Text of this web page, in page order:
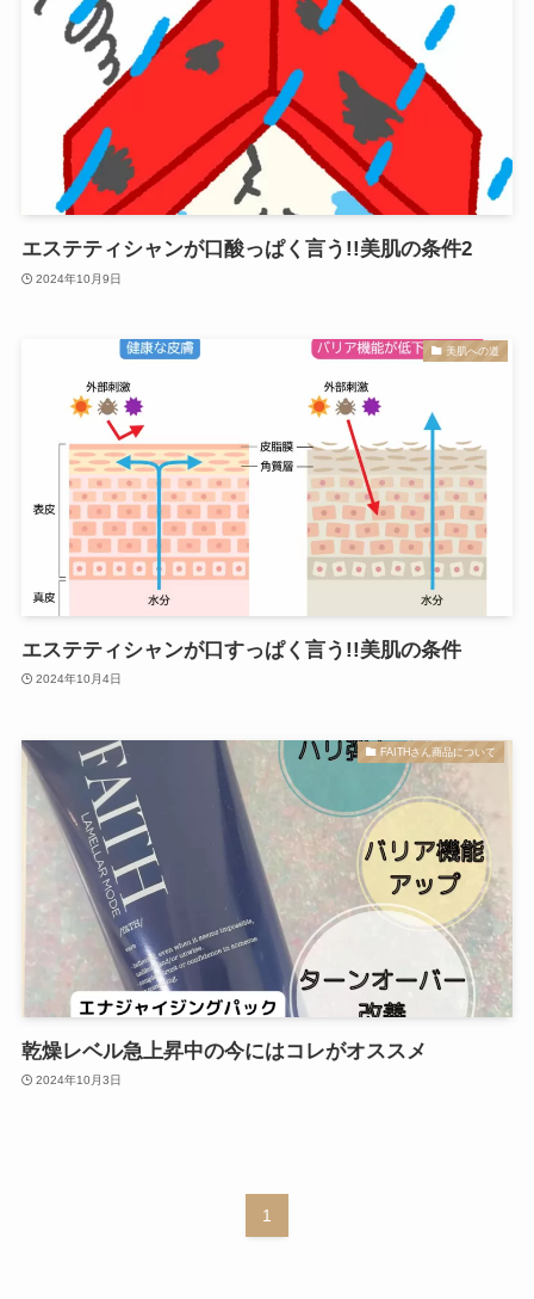
エステティシャンが口酸っぱく言う!!美肌の条件2
2024年10月9日
美肌への道
エステティシャンが口すっぱく言う!!美肌の条件
2024年10月4日
FAITHさん商品について
乾燥レベル急上昇中の今にはコレがオススメ
2024年10月3日
1